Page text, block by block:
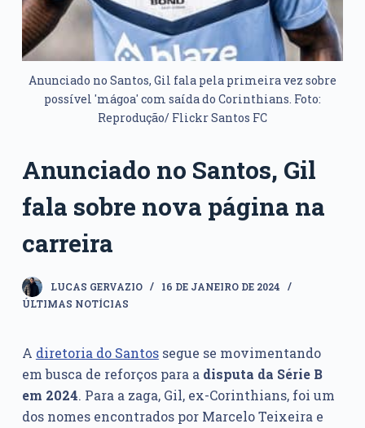
Anunciado no Santos, Gil fala pela primeira vez sobre
possível 'mágoa' com saída do Corinthians. Foto:
Reprodução/ Flickr Santos FC
Anunciado no Santos, Gil
fala sobre nova página na
carreira
LUCAS GERVAZIO
16 DE JANEIRO DE 2024
ÚLTIMAS NOTÍCIAS
A diretoria do Santossegue se movimentando
em busca de reforços para a disputa da Série B
em 2024. Para a zaga, Gil, ex-Corinthians, foi um
dos nomes encontrados por Marcelo Teixeira e